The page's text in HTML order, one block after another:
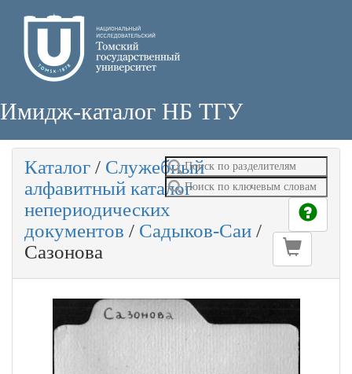
Имидж-каталог НБ ТГУ
Каталог / Служебный
алфавитный каталог
непериодических
документов / Садыков-Саи /
Сазонова